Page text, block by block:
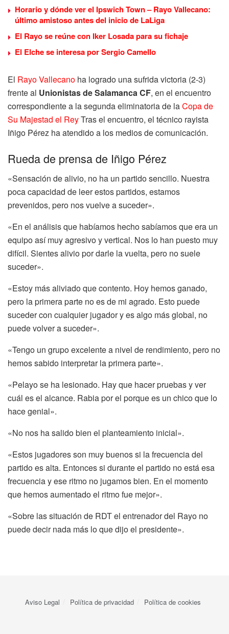
Horario y dónde ver el Ipswich Town – Rayo Vallecano:
último amistoso antes del inicio de LaLiga
El Rayo se reúne con Iker Losada para su fichaje
El Elche se interesa por Sergio Camello
El Rayo Vallecano ha logrado una sufrida victoria (2-3)
frente al Unionistas de Salamanca CF, en el encuentro
correspondiente a la segunda eliminatoria de laCopa de
Su Majestad el ReyTras el encuentro, el técnico rayista
Iñigo Pérez ha atendido a los medios de comunicación.
Rueda de prensa de Iñigo Pérez
«Sensación de alivio, no ha un partido sencillo. Nuestra
poca capacidad de leer estos partidos, estamos
prevenidos, pero nos vuelve a suceder».
«En el análisis que habíamos hecho sabíamos que era un
equipo así muy agresivo y vertical. Nos lo han puesto muy
difícil. Sientes alivio por darle la vuelta, pero no suele
suceder».
«Estoy más aliviado que contento. Hoy hemos ganado,
pero la primera parte no es de mi agrado. Esto puede
suceder con cualquier jugador y es algo más global, no
puede volver a suceder».
«Tengo un grupo excelente a nivel de rendimiento, pero no
hemos sabido interpretar la primera parte».
«Pelayo se ha lesionado. Hay que hacer pruebas y ver
cuál es el alcance. Rabia por el porque es un chico que lo
hace genial».
«No nos ha salido bien el planteamiento inicial».
«Estos jugadores son muy buenos si la frecuencia del
partido es alta. Entonces si durante el partido no está esa
frecuencia y ese ritmo no jugamos bien. En el momento
que hemos aumentado el ritmo fue mejor».
«Sobre las situación de RDT el entrenador del Rayo no
puede decir nada más lo que dijo el presidente».
Aviso Legal Política de privacidad Política de cookies